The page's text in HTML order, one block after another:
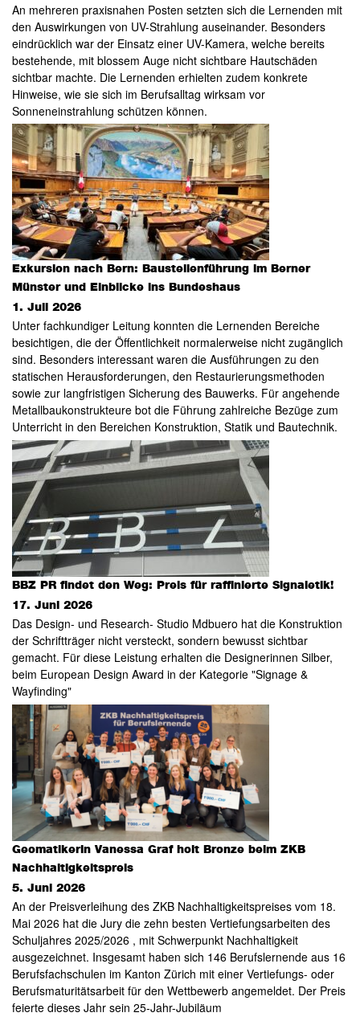
An mehreren praxisnahen Posten setzten sich die Lernenden mit
den Auswirkungen von UV-Strahlung auseinander. Besonders
eindrücklich war der Einsatz einer UV-Kamera, welche bereits
bestehende, mit blossem Auge nicht sichtbare Hautschäden
sichtbar machte. Die Lernenden erhielten zudem konkrete
Hinweise, wie sie sich im Berufsalltag wirksam vor
Sonneneinstrahlung schützen können.
Exkursion nach Bern: Baustellenführung im Berner
Münster und Einblicke ins Bundeshaus
1. Juli 2026
Unter fachkundiger Leitung konnten die Lernenden Bereiche
besichtigen, die der Öffentlichkeit normalerweise nicht zugänglich
sind. Besonders interessant waren die Ausführungen zu den
statischen Herausforderungen, den Restaurierungsmethoden
sowie zur langfristigen Sicherung des Bauwerks. Für angehende
Metallbaukonstrukteure bot die Führung zahlreiche Bezüge zum
Unterricht in den Bereichen Konstruktion, Statik und Bautechnik.
BBZ PR findet den Weg: Preis für raffinierte Signaletik!
17. Juni 2026
Das Design- und Research- Studio Mdbuero hat die Konstruktion
der Schriftträger nicht versteckt, sondern bewusst sichtbar
gemacht. Für diese Leistung erhalten die Designerinnen Silber,
beim European Design Award in der Kategorie "Signage &
Wayfinding"
Geomatikerin Vanessa Graf holt Bronze beim ZKB
Nachhaltigkeitspreis
5. Juni 2026
An der Preisverleihung des ZKB Nachhaltigkeitspreises vom 18.
Mai 2026 hat die Jury die zehn besten Vertiefungsarbeiten des
Schuljahres 2025/2026 , mit Schwerpunkt Nachhaltigkeit
ausgezeichnet. Insgesamt haben sich 146 Berufslernende aus 16
Berufsfachschulen im Kanton Zürich mit einer Vertiefungs- oder
Berufsmaturitätsarbeit für den Wettbewerb angemeldet. Der Preis
feierte dieses Jahr sein 25-Jahr-Jubiläum